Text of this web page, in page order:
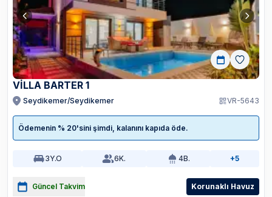
VİLLA BARTER 1
Seydikemer/Seydikemer VR-5643
Ödemenin % 20'sini şimdi, kalanını kapıda öde.
3Y.O 6K. 4B. +5
Güncel Takvim Korunaklı Havuz